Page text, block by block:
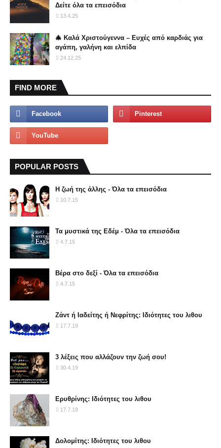
Δείτε όλα τα επεισόδια
13.4.25
🎄 Καλά Χριστούγεννα – Ευχές από καρδιάς για
αγάπη, γαλήνη και ελπίδα
24.12.25
FIND MORE
POPULAR POSTS
Η ζωή της άλλης - Όλα τα επεισόδια
10.7.15
Τα μυστικά της Εδέμ - Όλα τα επεισόδια
4.7.15
Βέρα στο δεξί - Όλα τα επεισόδια
4.7.15
Ζάντ ή Ιαδείτης ή Νεφρίτης: Ιδιότητες του λιθου
17.7.19
3 λέξεις που αλλάζουν την ζωή σου!
30.4.19
Ερυθρίνης: Ιδιότητες του λιθου
17.7.19
Δολομίτης: Ιδιότητες του λιθου